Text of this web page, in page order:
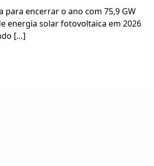
para encerrar o ano com 75,9 GW
energia solar fotovoltaica em 2026
[…]